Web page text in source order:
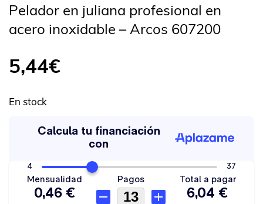
Pelador en juliana profesional en
acero inoxidable – Arcos 607200
5,44€
En stock